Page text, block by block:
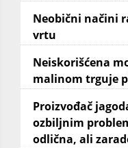
Neobični načini
vrtu
Neiskorišćena
malinom trguje
Proizvođač
ozbiljnim
odlična, ali